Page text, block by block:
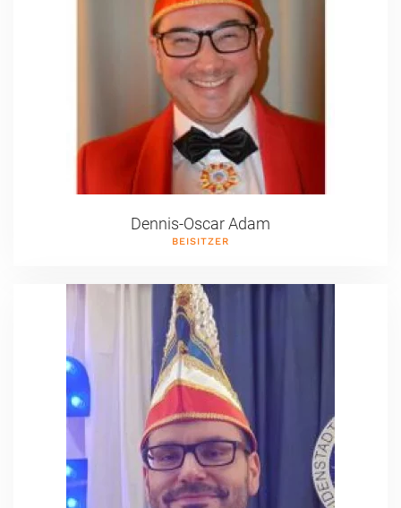
Dennis-Oscar Adam
BEISITZER